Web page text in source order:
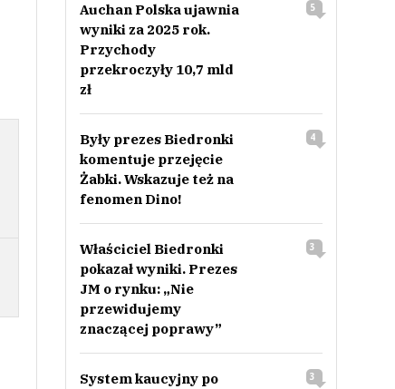
Auchan Polska ujawnia
wyniki za 2025 rok.
Przychody
przekroczyły 10,7 mld
zł
5
Były prezes Biedronki
komentuje przejęcie
Żabki. Wskazuje też na
fenomen Dino!
4
Właściciel Biedronki
pokazał wyniki. Prezes
JM o rynku: „Nie
przewidujemy
znaczącej poprawy”
3
System kaucyjny po
3